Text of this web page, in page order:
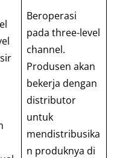
Beroperasi
pada three-level
channel.
Produsen akan
bekerja dengan
distributor
untuk
mendistribusika
n produknya di